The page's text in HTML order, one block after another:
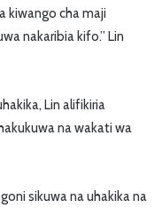
kiwango cha maji
nakaribia kifo.” Lin
Lin alifikiria
na wakati wa
sikuwa na uhakika na